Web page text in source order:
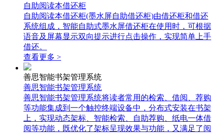
自助阅读本借还柜
自助阅读本借还柜(墨水屏自助借还柜)由借还柜和借还
系统组成，智能自助式墨水屏借还柜在使用时，可根据
语音及屏幕显示双向提示进行点击操作，实现简单上手
借还。
查看更多 >
善思智能书架管理系统
善思智能书架管理系统
善思智能书架管理系统将读者常用的检索、借阅、荐购
等功能集成到一个触控终端设备中，分布式安装在书架
上，实现动态架标、智能检索、自助荐购、纸电一体借
阅等功能，既优化了架标呈现效果与功能，又满足了阅